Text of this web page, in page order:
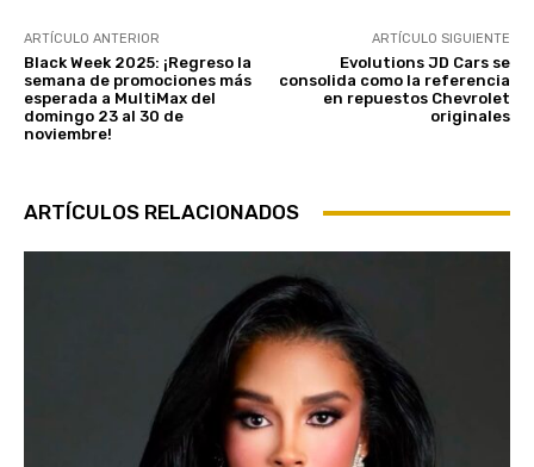
ARTÍCULO ANTERIOR
Black Week 2025: ¡Regreso la
semana de promociones más
esperada a MultiMax del
domingo 23 al 30 de
noviembre!
ARTÍCULO SIGUIENTE
Evolutions JD Cars se
consolida como la referencia
en repuestos Chevrolet
originales
ARTÍCULOS RELACIONADOS